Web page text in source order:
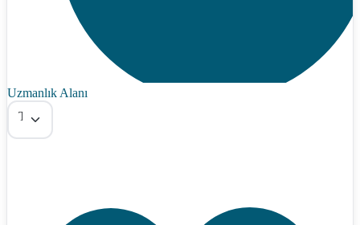
Uzmanlık Alanı
Tümü